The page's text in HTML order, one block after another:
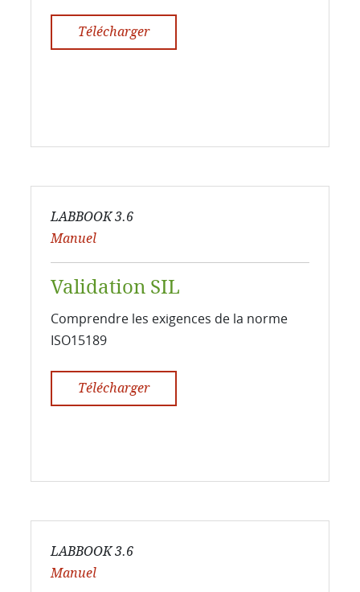
Télécharger
LABBOOK 3.6
Manuel
Validation SIL
Comprendre les exigences de la norme
ISO15189
Télécharger
LABBOOK 3.6
Manuel